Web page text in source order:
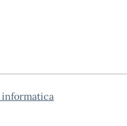
informatica